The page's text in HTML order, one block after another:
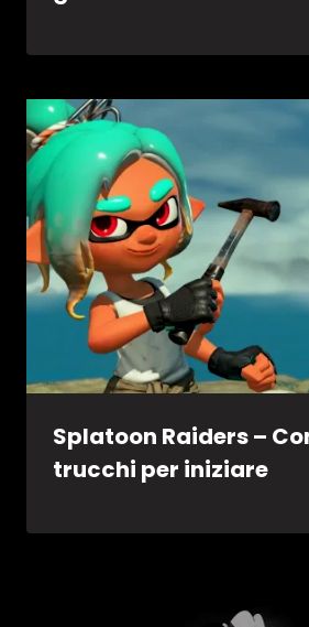
Splatoon Raiders –
trucchi per iniziare